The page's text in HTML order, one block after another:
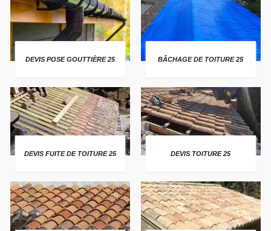
DEVIS POSE GOUTTIÈRE 25 BÂCHAGE DE TOITURE 25
DEVIS FUITE DE TOITURE 25 DEVIS TOITURE 25